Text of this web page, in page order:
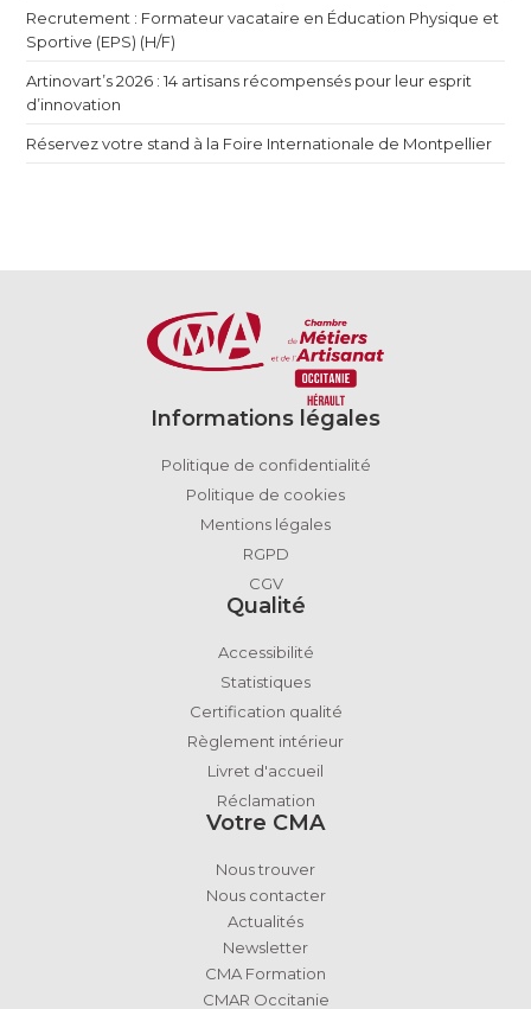
Recrutement : Formateur vacataire en Éducation Physique et
Sportive (EPS) (H/F)
Artinovart’s 2026 : 14 artisans récompensés pour leur esprit
d’innovation
Réservez votre stand à la Foire Internationale de Montpellier
Informations légales
Politique de confidentialité
Politique de cookies
Mentions légales
RGPD
CGV
Qualité
Accessibilité
Statistiques
Certification qualité
Règlement intérieur
Livret d'accueil
Réclamation
Votre CMA
Nous trouver
Nous contacter
Actualités
Newsletter
CMA Formation
CMAR Occitanie